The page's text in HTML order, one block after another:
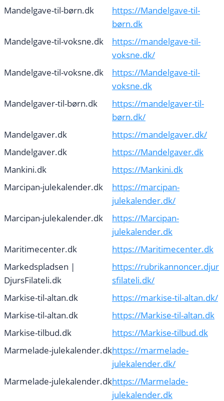
Mandelgave-til-børn.dk
https://Mandelgave-til-
børn.dk
Mandelgave-til-voksne.dk
https://mandelgave-til-
voksne.dk/
Mandelgave-til-voksne.dk
https://Mandelgave-til-
voksne.dk
Mandelgaver-til-børn.dk
https://mandelgaver-til-
børn.dk/
Mandelgaver.dk
https://mandelgaver.dk/
Mandelgaver.dk
https://Mandelgaver.dk
Mankini.dk
https://Mankini.dk
Marcipan-julekalender.dk
https://marcipan-
julekalender.dk/
Marcipan-julekalender.dk
https://Marcipan-
julekalender.dk
Maritimecenter.dk
https://Maritimecenter.dk
Markedspladsen |
DjursFilateli.dk
https://rubrikannoncer.djur
sfilateli.dk/
Markise-til-altan.dk
https://markise-til-altan.dk/
Markise-til-altan.dk
https://Markise-til-altan.dk
Markise-tilbud.dk
https://Markise-tilbud.dk
Marmelade-julekalender.dkhttps://marmelade-
julekalender.dk/
Marmelade-julekalender.dkhttps://Marmelade-
julekalender.dk